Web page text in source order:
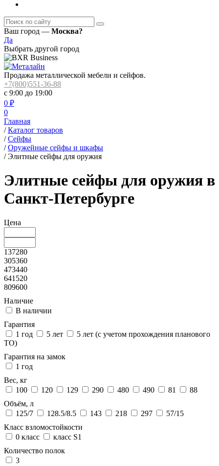
Ваш город — Москва?
Да
Выбрать другой город
Продажа металлической мебели и сейфов.
+7(800)551-36-88
с 9:00 до 19:00
0 ₽
0
Главная
/ Каталог товаров
/ Сейфы
/ Оружейные сейфы и шкафы
/ Элитные сейфы для оружия
Элитные сейфы для оружия в
Санкт-Петербурге
Цена
137280
305360
473440
641520
809600
Наличие
В наличии
Гарантия
1 год
5 лет
5 лет (с учетом прохождения планового
ТО)
Гарантия на замок
1 год
Вес, кг
100
120 129 290 480 490 81
88
Объём, л
125/7
128.5/8.5 143 218 297
57/15
Класс взломостойкости
0 класс
класс S1
Количество полок
3